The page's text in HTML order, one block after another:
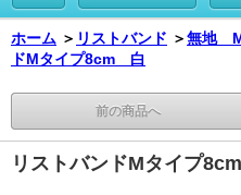
ホーム ＞ リストバンド ＞無地 M
ドMタイプ8cm 白
前の商品へ
リストバンドMタイプ